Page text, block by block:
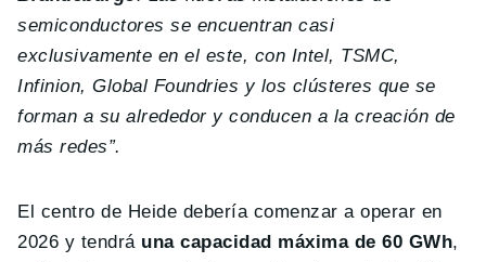
semiconductores se encuentran casi
exclusivamente en el este, con Intel, TSMC,
Infinion, Global Foundries y los clústeres que se
forman a su alrededor y conducen a la creación de
más redes”.
El centro de Heide debería comenzar a operar en
2026 y tendrá una capacidad máxima de 60 GWh,